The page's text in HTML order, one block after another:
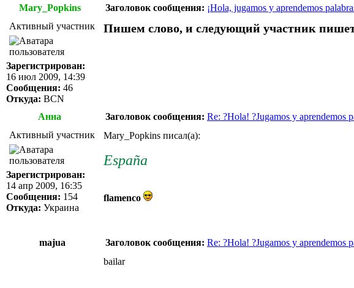
Mary_Popkins Заголовок сообщения: ¡Hola, jugamos y aprendemos
Активный участник
Зарегистрирован:
16 июл 2009, 14:39
Сообщения: 46
Откуда: BCN
Пишем слово, и следующий участник
Анна Заголовок сообщения: Re: ?Hola! ?Jugamos y aprendemos
Активный участник
Зарегистрирован:
14 апр 2009, 16:35
Сообщения: 154
Откуда: Украина
Mary_Popkins писал(а):
España
flamenco
majua Заголовок сообщения: Re: ?Hola! ?Jugamos y aprendemos
bailar